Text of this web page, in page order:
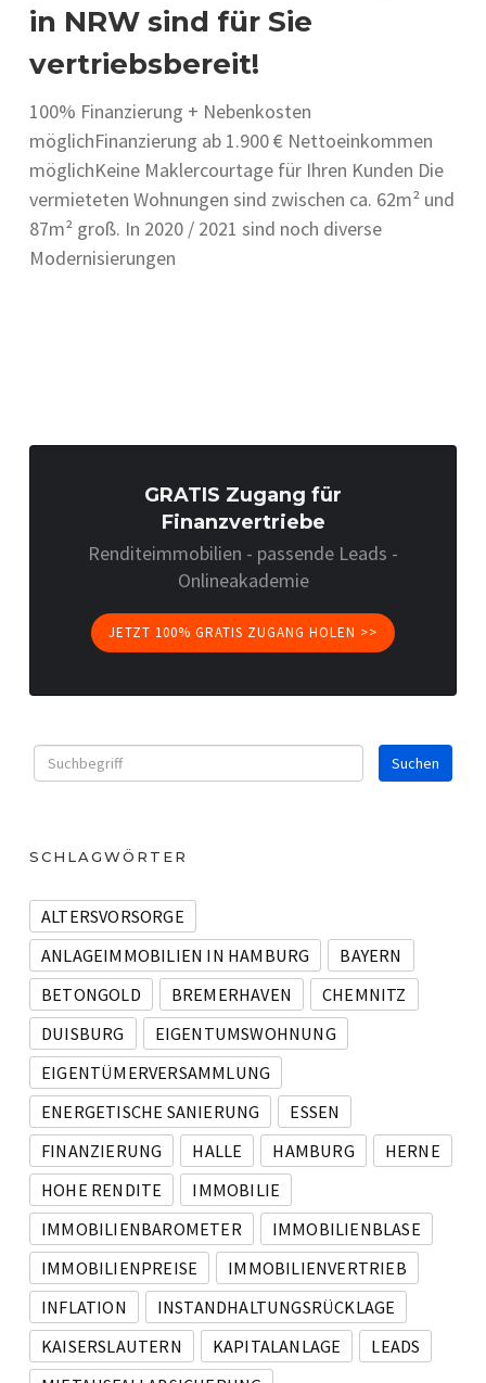
in NRW sind für Sie
vertriebsbereit!
100% Finanzierung + Nebenkosten
möglichFinanzierung ab 1.900 € Nettoeinkommen
möglichKeine Maklercourtage für Ihren Kunden Die
vermieteten Wohnungen sind zwischen ca. 62m² und
87m² groß. In 2020 / 2021 sind noch diverse
Modernisierungen
GRATIS Zugang für
Finanzvertriebe
Renditeimmobilien - passende Leads -
Onlineakademie
JETZT 100% GRATIS ZUGANG HOLEN >>
SCHLAGWÖRTER
ALTERSVORSORGE
ANLAGEIMMOBILIEN IN HAMBURG
BAYERN
BETONGOLD
BREMERHAVEN
CHEMNITZ
DUISBURG
EIGENTUMSWOHNUNG
EIGENTÜMERVERSAMMLUNG
ENERGETISCHE SANIERUNG
ESSEN
FINANZIERUNG
HALLE HAMBURG
HERNE
HOHE RENDITE
IMMOBILIE
IMMOBILIENBAROMETER
IMMOBILIENBLASE
IMMOBILIENPREISE
IMMOBILIENVERTRIEB
INFLATION
INSTANDHALTUNGSRÜCKLAGE
KAISERSLAUTERN
KAPITALANLAGE
LEADS